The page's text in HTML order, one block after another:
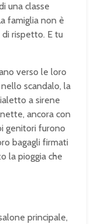
una classe
famiglia non è
di rispetto. E tu
verso le loro
scandalo, la
a sirene
ancora con
genitori furono
bagagli firmati
la pioggia che
principale,